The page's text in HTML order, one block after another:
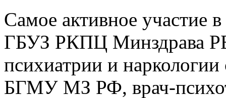
Самое активное участие
ГБУЗ РКПЦ Минздрава
психиатрии и
БГМУ МЗ РФ, врач-